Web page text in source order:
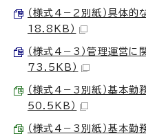
（様式4－2別紙）具体
18.8KB）
（様式4－3）管理運営
73.5KB）
（様式4－3別紙）基本勤
50.5KB）
（様式4－3別紙）基本勤